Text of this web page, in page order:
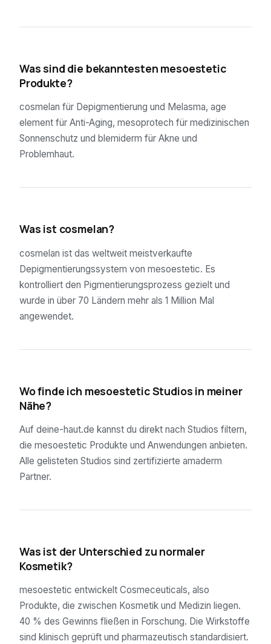
Was sind die bekanntesten mesoestetic
Produkte?
cosmelan für Depigmentierung und Melasma, age
element für Anti-Aging, mesoprotech für medizinischen
Sonnenschutz und blemiderm für Akne und
Problemhaut.
Was ist cosmelan?
cosmelan ist das weltweit meistverkaufte
Depigmentierungssystem von mesoestetic. Es
kontrolliert den Pigmentierungsprozess gezielt und
wurde in über 70 Ländern mehr als 1 Million Mal
angewendet.
Wo finde ich mesoestetic Studios in meiner
Nähe?
Auf deine-haut.de kannst du direkt nach Studios filtern,
die mesoestetic Produkte und Anwendungen anbieten.
Alle gelisteten Studios sind zertifizierte amaderm
Partner.
Was ist der Unterschied zu normaler
Kosmetik?
mesoestetic entwickelt Cosmeceuticals, also
Produkte, die zwischen Kosmetik und Medizin liegen.
40 % des Gewinns fließen in Forschung. Die Wirkstoffe
sind klinisch geprüft und pharmazeutisch standardisiert.